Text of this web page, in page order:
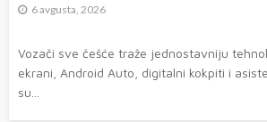
6 avgusta, 2026
Vozači sve češće traže jednostavniju
ekrani, Android Auto, digitalni kokpiti i
su...